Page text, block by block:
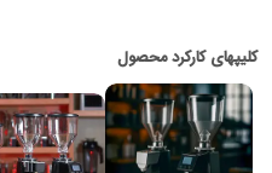
پیچ قفل‌کننده به ثابت‌ماندن تنظیم کمک
مشخص آماده می‌کند مفید است.